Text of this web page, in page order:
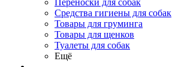
Переноски для собак
Средства гигиены для собак
Товары для груминга
Товары для щенков
Туалеты для собак
Ещё